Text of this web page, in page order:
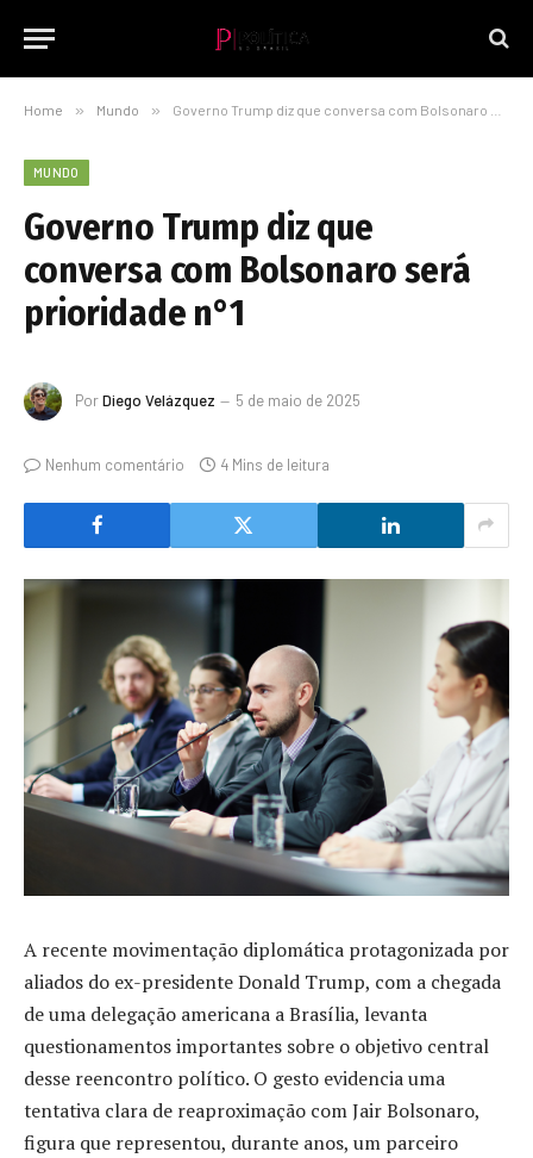
Home » Mundo » Governo Trump diz que conversa com Bolsonaro será prioridade n°1
MUNDO
Governo Trump diz que
conversa com Bolsonaro será
prioridade n°1
PorDiego Velázquez 5 de maio de 2025
Nenhum comentário 4 Mins de leitura
A recente movimentação diplomática protagonizada por
aliados do ex-presidente Donald Trump, com a chegada
de uma delegação americana a Brasília, levanta
questionamentos importantes sobre o objetivo central
desse reencontro político. O gesto evidencia uma
tentativa clara de reaproximação com Jair Bolsonaro,
figura que representou, durante anos, um parceiro